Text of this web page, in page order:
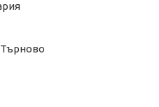
Търново